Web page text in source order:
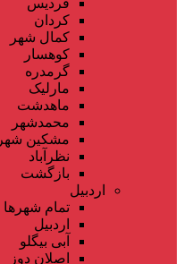
کردان
کمال شهر
کوهسار
گرمدره
مارلیک
ماهدشت
محمدشهر
مشکین شهر
نظرآباد
بازگشت
اردبیل
تمام شهر‌ها
اردبیل
آبی بیگلو
اصلان دوز